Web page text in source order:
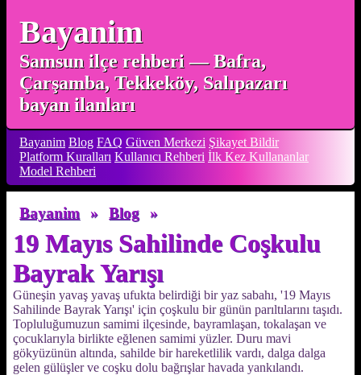
Bayanim
Samsun ilçe rehberi — Bafra,
Çarşamba, Tekkeköy, Salıpazarı
bayan ilanları
Bayanim Blog FAQ Güven Merkezi Şikayet Bildir
Platform Kuralları Kullanıcı Rehberi İlk Kez Kullananlar
Model Rehberi
Bayanim » Blog »
19 Mayıs Sahilinde Coşkulu
Bayrak Yarışı
Güneşin yavaş yavaş ufukta belirdiği bir yaz sabahı, '19 Mayıs
Sahilinde Bayrak Yarışı' için çoşkulu bir günün parıltılarını taşıdı.
Topluluğumuzun samimi ilçesinde, bayramlaşan, tokalaşan ve
çocuklarıyla birlikte eğlenen samimi yüzler. Duru mavi
gökyüzünün altında, sahilde bir hareketlilik vardı, dalga dalga
gelen gülüşler ve coşku dolu bağrışlar havada yankılandı.